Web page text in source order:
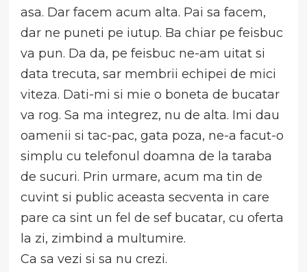
asa. Dar facem acum alta. Pai sa facem,
dar ne puneti pe iutup. Ba chiar pe feisbuc
va pun. Da da, pe feisbuc ne-am uitat si
data trecuta, sar membrii echipei de mici
viteza. Dati-mi si mie o boneta de bucatar
va rog. Sa ma integrez, nu de alta. Imi dau
oamenii si tac-pac, gata poza, ne-a facut-o
simplu cu telefonul doamna de la taraba
de sucuri. Prin urmare, acum ma tin de
cuvint si public aceasta secventa in care
pare ca sint un fel de sef bucatar, cu oferta
la zi, zimbind a multumire.
Ca sa vezi si sa nu crezi.